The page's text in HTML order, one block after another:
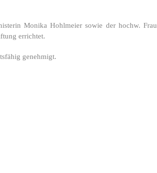
Monika Hohlmeier sowie der hochw. Frau
errichtet.
genehmigt.